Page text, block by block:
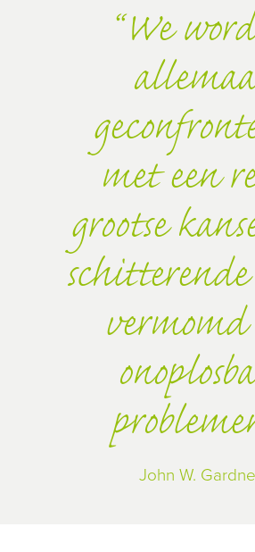
We
met een
grootse
John W.